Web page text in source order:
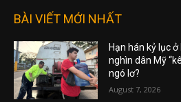
BÀI VIẾT MỚI NHẤT
Hạn hán kỷ lục
nghìn dân Mỹ
ngó lơ?
August 7, 2026